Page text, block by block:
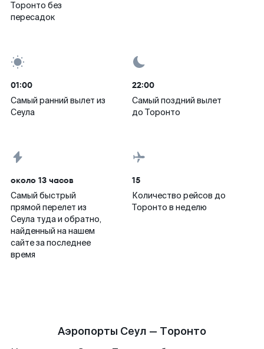
Торонто без
пересадок
01:00
Самый ранний вылет из
Сеула
22:00
Самый поздний вылет
до Торонто
около 13 часов
Самый быстрый
прямой перелет из
Сеула туда и обратно,
найденный на нашем
сайте за последнее
время
15
Количество рейсов до
Торонто в неделю
Аэропорты Сеул — Торонто